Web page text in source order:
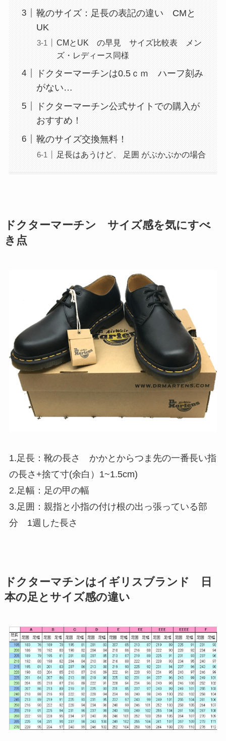
靴のサイズ：足長の表記の違い CMと
UK
CMとUK の早見 サイズ比較表 メン
ズ・レディース同様
ドクターマーチンは0.5ｃｍ ハーフ刻み
がない…
ドクターマーチン公式サイトでの購入が
おすすめ！
靴のサイズ交換無料！
足長はあうけど、 足囲 がぶかぶかの場合
ドクターマーチン サイズ感を気にすべ
き点
1.足長：靴の長さ かかとからつま先の一番長い指
の長さ+捨て寸(余白）1~1.5cm)
2.足幅：足の甲の幅
3.足囲：親指と小指の付け根の出っ張っている部
分 1週した長さ
ドクターマチンはイギリスブランド 日
本の足とサイズ感の違い